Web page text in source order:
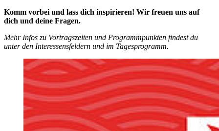
Komm vorbei und lass dich inspirieren! Wir freuen uns auf
dich und deine Fragen.
Mehr Infos zu Vortragszeiten und Programmpunkten findest du
unter den Interessensfeldern und im Tagesprogramm.